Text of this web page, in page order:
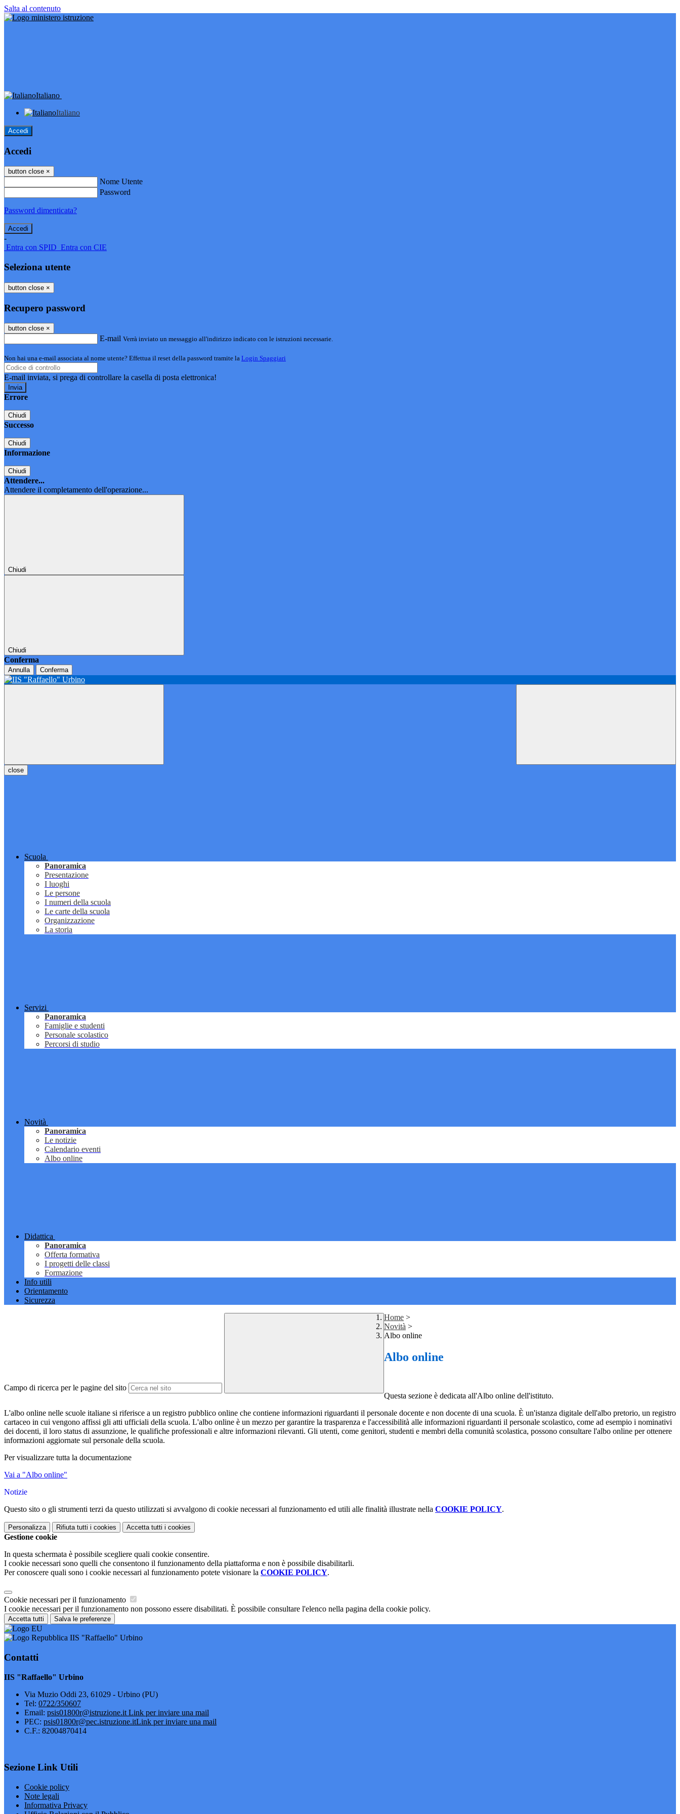
Salta al contenuto
Italiano
Italiano
Accedi
Accedi
button close ×
Nome Utente
Password
Password dimenticata?
-
Entra con SPID Entra con CIE
Seleziona utente
button close ×
Recupero password
button close ×
E-mail Verrà inviato un messaggio all'indirizzo indicato con le istruzioni necessarie.
Non hai una e-mail associata al nome utente? Effettua il reset della password tramite la Login Spaggiari
E-mail inviata, si prega di controllare la casella di posta elettronica!
Errore
Chiudi
Successo
Chiudi
Informazione
Chiudi
Attendere...
Attendere il completamento dell'operazione...
Chiudi
Chiudi
Conferma
Annulla Conferma
close
Scuola
Panoramica
Presentazione
I luoghi
Le persone
I numeri della scuola
Le carte della scuola
Organizzazione
La storia
Servizi
Panoramica
Famiglie e studenti
Personale scolastico
Percorsi di studio
Novità
Panoramica
Le notizie
Calendario eventi
Albo online
Didattica
Panoramica
Offerta formativa
I progetti delle classi
Formazione
Info utili
Orientamento
Sicurezza
Campo di ricerca per le pagine del sito
Home >
Novità >
Albo online
Albo online
Questa sezione è dedicata all'Albo online dell'istituto.
L'albo online nelle scuole italiane si riferisce a un registro pubblico online che contiene informazioni riguardanti il personale docente e non docente di una scuola. È un'istanza digitale dell'albo pretorio, un registro
cartaceo in cui vengono affissi gli atti ufficiali della scuola. L'albo online è un mezzo per garantire la trasparenza e l'accessibilità alle informazioni riguardanti il personale scolastico, come ad esempio i nominativi
dei docenti, il loro status di assunzione, le qualifiche professionali e altre informazioni rilevanti. Gli utenti, come genitori, studenti e membri della comunità scolastica, possono consultare l'albo online per ottenere
informazioni aggiornate sul personale della scuola.
Per visualizzare tutta la documentazione
Vai a "Albo online"
Notizie
Questo sito o gli strumenti terzi da questo utilizzati si avvalgono di cookie necessari al funzionamento ed utili alle finalità illustrate nella COOKIE POLICY.
Personalizza Rifiuta tutti i cookies Accetta tutti i cookies
Gestione cookie
In questa schermata è possibile scegliere quali cookie consentire.
I cookie necessari sono quelli che consentono il funzionamento della piattaforma e non è possibile disabilitarli.
Per conoscere quali sono i cookie necessari al funzionamento potete visionare la COOKIE POLICY.
Cookie necessari per il funzionamento
I cookie necessari per il funzionamento non possono essere disabilitati. È possibile consultare l'elenco nella pagina della cookie policy.
Accetta tutti Salva le preferenze
IIS "Raffaello" Urbino
Contatti
IIS "Raffaello" Urbino
Via Muzio Oddi 23, 61029 - Urbino (PU)
Tel: 0722/350607
Email: psis01800r@istruzione.it Link per inviare una mail
PEC: psis01800r@pec.istruzione.itLink per inviare una mail
C.F.: 82004870414
Sezione Link Utili
Cookie policy
Note legali
Informativa Privacy